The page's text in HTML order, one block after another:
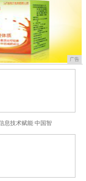
广告
息技术赋能 中国智